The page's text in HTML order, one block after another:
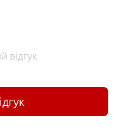
відгук